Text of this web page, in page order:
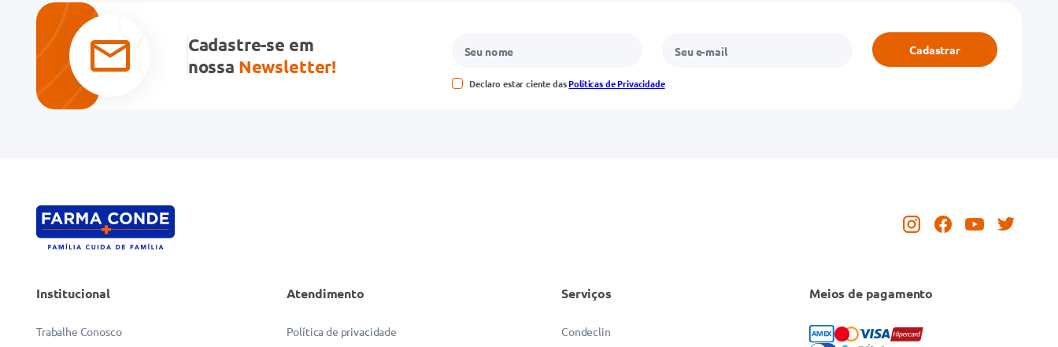
Cadastre-se em
nossa Newsletter!
Declaro estar ciente dasPolíticas de Privacidade
Cadastrar
Institucional
Trabalhe Conosco
Atendimento
Política de privacidade
Serviços
Condeclin
Meios de pagamento